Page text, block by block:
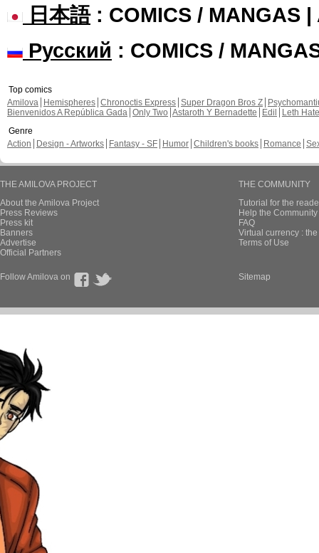
日本語: COMICS / MANGAS |
Русский : COMICS /
Top comics
Amilova
Hemispheres Chronoctis Express Super Dragon Bros Z
Bienvenidos A República Gada Only Two Astaroth Y Bernadette Edil
Leth Hate
Genre
Action
Design - Artworks Fantasy - SF Humor Children's books Romance
THE AMILOVA PROJECT
About the Amilova Project
Press Reviews
Press kit
Banners
Advertise
Official Partners
THE COMMUNITY
Tutorial for the
Help the
FAQ
Virtual currency :
Terms of Use
Follow Amilova on Sitemap